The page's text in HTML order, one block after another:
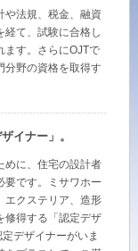
ご検討の方
ナー様まで、賃貸経営
討の方
住まいを叶えるリフォ
や法規、税金、融資
経て、試験に合格し
ます。さらにOJTで
分野の資格を取得す
イナー」。
めに、住宅の設計者
要です。ミサワホー
エクステリア、造形
修得する「認定デザ
デザイナーがいま